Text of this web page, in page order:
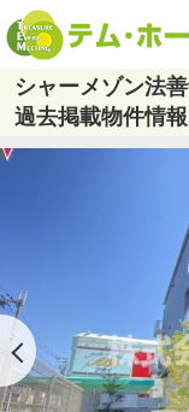
シャーメゾン法
過去掲載物件情報